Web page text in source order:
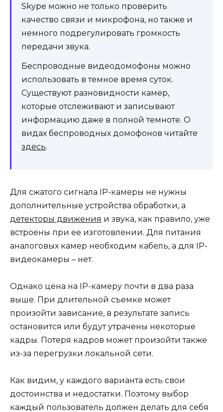
Skype можно не только проверить
качество связи и микрофона, но также и
немного подрегулировать громкость
передачи звука.
Беспроводные видеодомофоны можно
использовать в темное время суток.
Существуют разновидности камер,
которые отслеживают и записывают
информацию даже в полной темноте. О
видах беспроводных домофонов читайте
здесь.
Для сжатого сигнала IP-камеры не нужны
дополнительные устройства обработки, а
детекторы движения и звука, как правило, уже
встроены при ее изготовлении. Для питания
аналоговых камер необходим кабель, а для IP-
видеокамеры – нет.
Однако цена на IP-камеру почти в два раза
выше. При длительной съемке может
произойти зависание, в результате запись
остановится или будут утрачены некоторые
кадры. Потеря кадров может произойти также
из-за перегрузки локальной сети.
Как видим, у каждого варианта есть свои
достоинства и недостатки. Поэтому выбор
каждый пользователь должен делать для себя